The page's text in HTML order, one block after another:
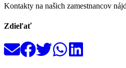
Kontakty na našich zamestnancov
Zdieľať